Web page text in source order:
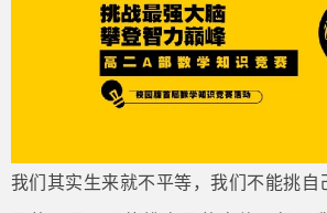
我们其实生来就不平等，我们不能挑自